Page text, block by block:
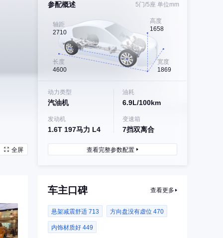
全屏
参配概述 5门/5座 单位mm
轴距
2710
高度
1658
长度
4600
宽度
1869
动力类型
汽油机
油耗
6.9L/100km
发动机
1.6T 197马力 L4
变速箱
7挡双离合
查看完整参数配置
车主口碑 查看更多
悬架减震舒适 713 方向盘没有虚位 470
内饰材质好 449